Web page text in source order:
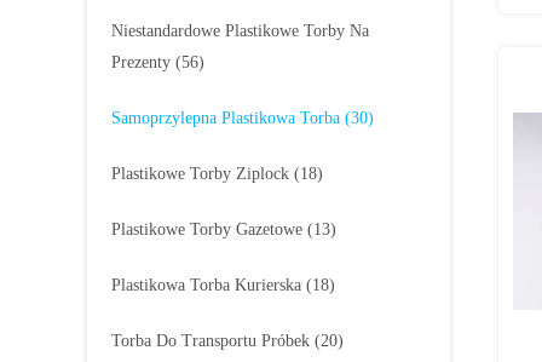
Niestandardowe Plastikowe Torby Na
Prezenty (56)
Samoprzylepna Plastikowa Torba (30)
Plastikowe Torby Ziplock (18)
Plastikowe Torby Gazetowe (13)
Plastikowa Torba Kurierska (18)
Torba Do Transportu Próbek (20)